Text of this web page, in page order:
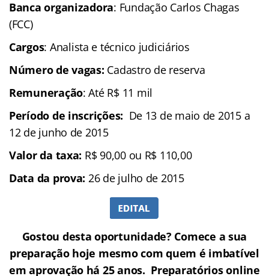
Banca organizadora: Fundação Carlos Chagas
(FCC)
Cargos: Analista e técnico judiciários
Número de vagas: Cadastro de reserva
Remuneração: Até R$ 11 mil
Período de inscrições: De 13 de maio de 2015 a
12 de junho de 2015
Valor da taxa: R$ 90,00 ou R$ 110,00
Data da prova: 26 de julho de 2015
Gostou desta oportunidade? Comece a sua
preparação hoje mesmo com quem é imbatível
em aprovação há 25 anos. Preparatórios online